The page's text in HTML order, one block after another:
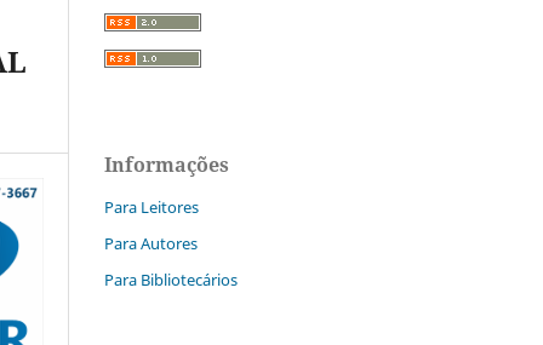
Informações
Para Leitores
Para Autores
Para Bibliotecários